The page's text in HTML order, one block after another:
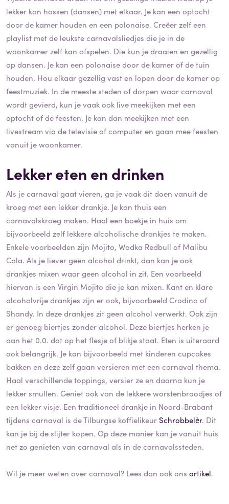
lekker kan hossen (dansen) met elkaar. Je kan een optocht
door de kamer houden en een polonaise. Creëer zelf een
playlist met de leukste carnavalsliedjes die je in de
woonkamer zelf kan afspelen. Die kun je draaien en gezellig
op dansen. Je kan een polonaise door de kamer of de tuin
houden. Hou elkaar gezellig vast en lopen door de kamer op
feestmuziek. In de meeste steden of dorpen waar carnaval
wordt gevierd, kun je vaak ook live meekijken met een
optocht of de feesten. Je kan dan meekijken met een
livestream via de televisie of computer en gaan mee feesten
vanuit je woonkamer.
Lekker eten en drinken
Als je carnaval gaat vieren, ga je vaak dit doen vanuit de
kroeg met een lekker drankje. Je kan thuis een
carnavalskroeg maken. Haal een boekje in huis om
bijvoorbeeld zelf lekkere alcoholische drankjes te maken.
Enkele voorbeelden zijn Mojito, Wodka Redbull of Malibu
Cola. Als je liever geen alcohol drinkt, dan kan je ook
drankjes mixen waar geen alcohol in zit. Een voorbeeld
hiervan is een Virgin Mojito die je kan mixen. Kant en klare
alcoholvrije drankjes zijn er ook, bijvoorbeeld Crodino of
Shandy. In deze drankjes zit geen alcohol verwerkt. Ook zijn
er genoeg biertjes zonder alcohol. Deze biertjes herken je
aan het 0.0. dat op het flesje of blikje staat. Eten is uiteraard
ook belangrijk. Je kan bijvoorbeeld met kinderen cupcakes
bakken en deze zelf gaan versieren met een carnaval thema.
Haal verschillende toppings, versier ze en daarna kun je
lekker smullen. Geniet ook van de lekkere worstenbroodjes of
een lekker visje. Een traditioneel drankje in Noord-Brabant
tijdens carnaval is de Tilburgse koffielikeurSchrobbelèr. Dit
kan je bij de slijter kopen. Op deze manier kan je vanuit huis
net zo genieten van carnaval als in de carnavalssteden.
Wil je meer weten over carnaval? Lees dan ook ons artikel.